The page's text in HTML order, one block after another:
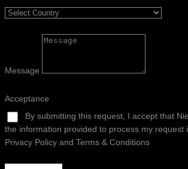
Message
Acceptance
By submitting this request, I accept that
the information provided to process my request
Privacy Policy and Terms & Conditions